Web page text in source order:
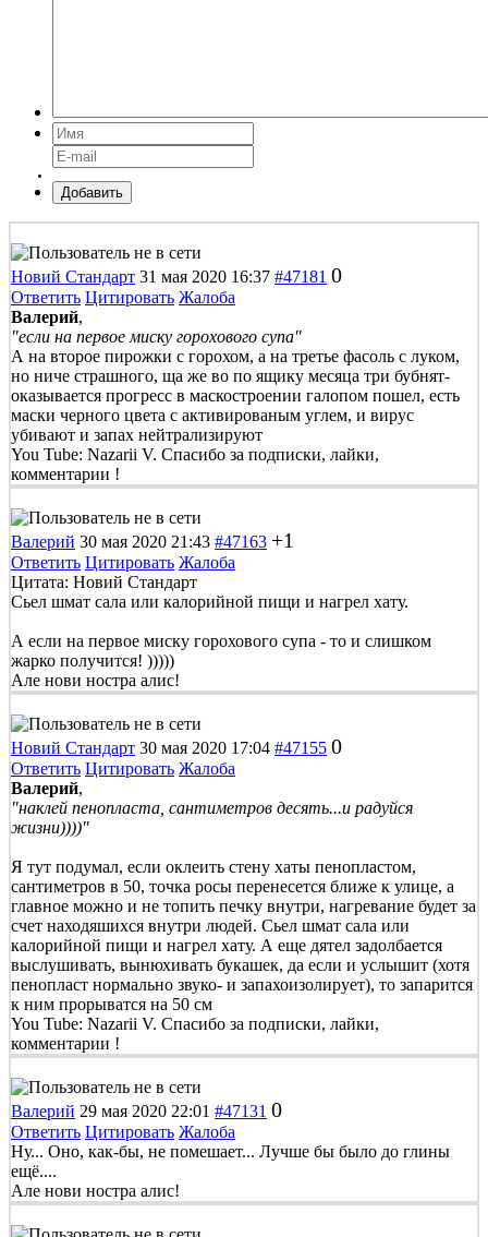
Добавить
Новий Стандарт 31 мая 2020 16:37 #47181 0
Ответить Цитировать Жалоба
Валерий,
"если на первое миску горохового супа"
А на второе пирожки с горохом, а на третье фасоль с луком,
но ниче страшного, ща же во по ящику месяца три бубнят-
оказывается прогресс в маскостроении галопом пошел, есть
маски черного цвета с активированым углем, и вирус
убивают и запах нейтрализируют
You Tube: Nazarii V. Спасибо за подписки, лайки,
комментарии !
Валерий 30 мая 2020 21:43 #47163 +1
Ответить Цитировать Жалоба
Цитата: Новий Стандарт
Сьел шмат сала или калорийной пищи и нагрел хату.
А если на первое миску горохового супа - то и слишком
жарко получится! )))))
Але нови ностра алис!
Новий Стандарт 30 мая 2020 17:04 #47155 0
Ответить Цитировать Жалоба
Валерий,
"наклей пенопласта, сантиметров десять...и радуйся
жизни))))"
Я тут подумал, если оклеить стену хаты пенопластом,
сантиметров в 50, точка росы перенесется ближе к улице, а
главное можно и не топить печку внутри, нагревание будет за
счет находяшихся внутри людей. Сьел шмат сала или
калорийной пищи и нагрел хату. А еще дятел задолбается
выслушивать, вынюхивать букашек, да если и услышит (хотя
пенопласт нормально звуко- и запахоизолирует), то запарится
к ним прорыватся на 50 см
You Tube: Nazarii V. Спасибо за подписки, лайки,
комментарии !
Валерий 29 мая 2020 22:01 #47131 0
Ответить Цитировать Жалоба
Ну... Оно, как-бы, не помешает... Лучше бы было до глины
ещё....
Але нови ностра алис!